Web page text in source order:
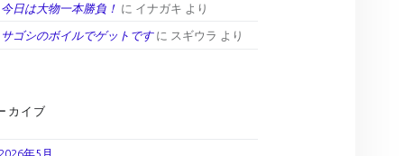
今日は大物一本勝負！ に イナガキ より
サゴシのボイルでゲットですに スギウラ より
カイブ
年5月